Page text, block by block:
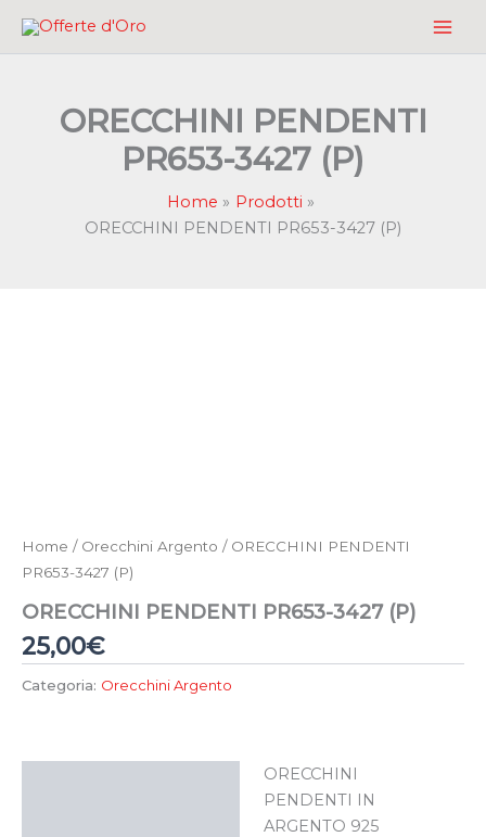
ORECCHINI PENDENTI
PR653-3427 (P)
Home
Prodotti
ORECCHINI PENDENTI PR653-3427 (P)
Home / Orecchini Argento / ORECCHINI PENDENTI
PR653-3427 (P)
ORECCHINI PENDENTI PR653-3427 (P)
25,00€
Categoria: Orecchini Argento
ORECCHINI
PENDENTI IN
ARGENTO 925